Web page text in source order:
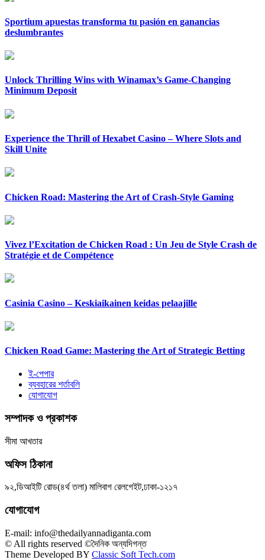
Sportium apuestas transforma tu pasión en ganancias
deslumbrantes
Unlock Thrilling Wins with Winamax’s Game-Changing
Minimum Deposit
Experience the Thrill of Hexabet Casino – Where Slots and
Skill Unite
Chicken Road: Mastering the Art of Crash-Style Gaming
Vivez l’Excitation de Chicken Road : Un Jeu de Style Crash de
Stratégie et de Compétence
Casinia Casino – Keskiaikainen keidas pelaajille
Chicken Road Game: Mastering the Art of Strategic Betting
ই-পেপার
ব্যবহারের শর্তাবলি
যোগাযোগ
সম্পাদক ও প্রকাশক
সীমা আখতার
অফিস ঠিকানা
৯২,ডিআইটি রোড(৪র্থ তলা) মালিবাগ রেলগেইট,ঢাকা-১২১৭
যোগাযোগ
E-mail: info@thedailyannadiganta.com
© All rights reserved ©দৈনিক অন্যদিগন্ত
Theme Developed BY Classic Soft Tech.com